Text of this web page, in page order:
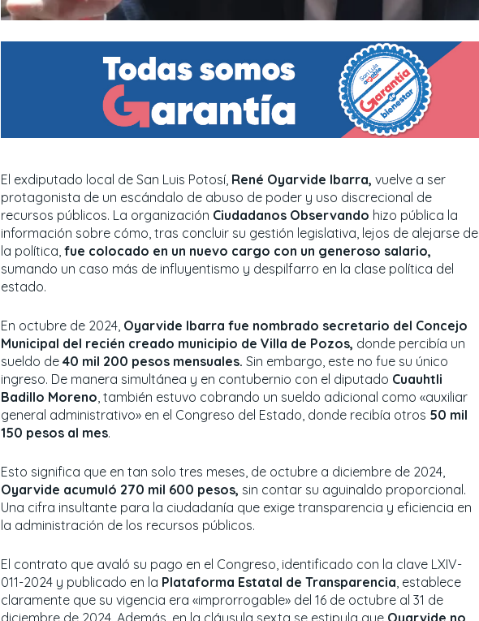
El exdiputado local de San Luis Potosí, René Oyarvide Ibarra, vuelve a ser
protagonista de un escándalo de abuso de poder y uso discrecional de
recursos públicos. La organización Ciudadanos Observando hizo pública la
información sobre cómo, tras concluir su gestión legislativa, lejos de alejarse de
la política, fue colocado en un nuevo cargo con un generoso salario,
sumando un caso más de influyentismo y despilfarro en la clase política del
estado.
En octubre de 2024, Oyarvide Ibarra fue nombrado secretario del Concejo
Municipal del recién creado municipio de Villa de Pozos, donde percibía un
sueldo de 40 mil 200 pesos mensuales. Sin embargo, este no fue su único
ingreso. De manera simultánea y en contubernio con el diputado Cuauhtli
Badillo Moreno , también estuvo cobrando un sueldo adicional como «auxiliar
general administrativo» en el Congreso del Estado, donde recibía otros 50 mil
150 pesos al mes.
Esto significa que en tan solo tres meses, de octubre a diciembre de 2024,
Oyarvide acumuló 270 mil 600 pesos, sin contar su aguinaldo proporcional.
Una cifra insultante para la ciudadanía que exige transparencia y eficiencia en
la administración de los recursos públicos.
El contrato que avaló su pago en el Congreso, identificado con la clave LXIV-
011-2024 y publicado en la Plataforma Estatal de Transparencia , establece
claramente que su vigencia era «improrrogable» del 16 de octubre al 31 de
diciembre de 2024. Además, en la cláusula sexta se estipula que Oyarvide no